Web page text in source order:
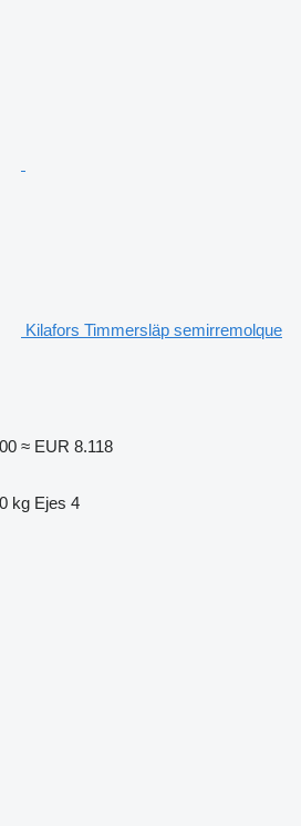
Kilafors Timmersläp semirremolque
≈ EUR 8.118
kg Ejes 4